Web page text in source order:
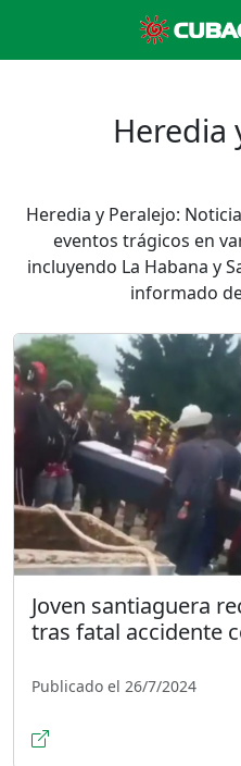
Heredia
Heredia y Peralejo:
eventos trágicos en
incluyendo La Habana y
informado
Joven santiaguera
tras fatal accidente
Publicado el 26/7/2024